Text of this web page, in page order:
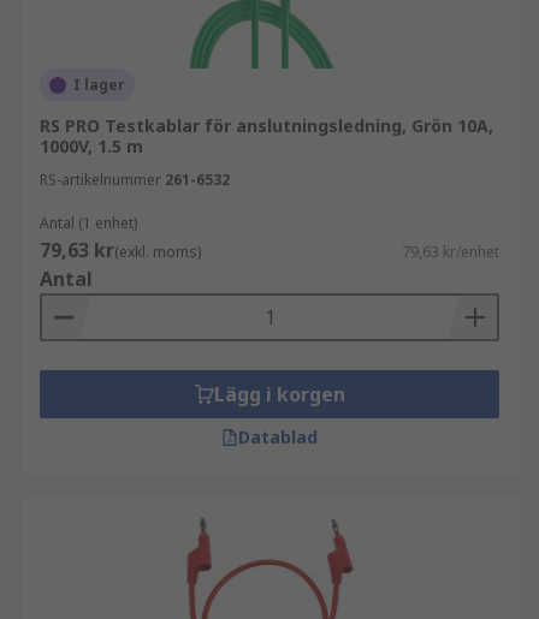
I lager
RS PRO Testkablar för anslutningsledning, Grön 10A,
1000V, 1.5 m
RS-artikelnummer 261-6532
Antal (1 enhet)
79,63 kr(exkl. moms) 79,63 kr/enhet
Antal
Lägg i korgen
Datablad